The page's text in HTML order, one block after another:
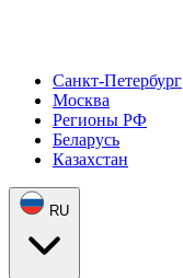
Санкт-Петербург
Москва
Регионы РФ
Беларусь
Казахстан
RU